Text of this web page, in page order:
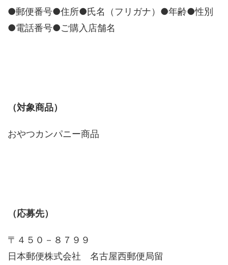
●郵便番号●住所●氏名（フリガナ）●年齢●性別
●電話番号●ご購入店舗名
（対象商品）
おやつカンパニー商品
（応募先）
〒４５０－８７９９
日本郵便株式会社 名古屋西郵便局留